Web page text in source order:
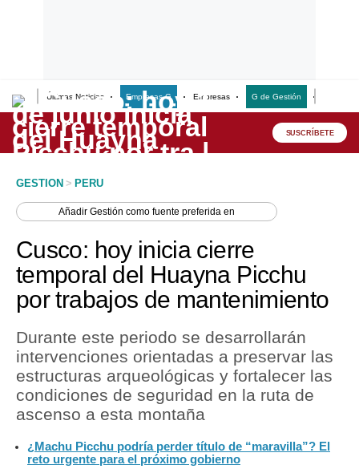
Últimas Noticias Empresas G Empresas G de Gestión
Lo último
Peru Quiosco
Economía
Mercados
Política
Tu Dinero
Finanzas Personales
Inmobiliarias
SUSCRÍBETE
GESTION > PERU
AñadirGestión como fuente preferida en
Cusco: hoy inicia cierre
temporal del Huayna Picchu
por trabajos de mantenimiento
Durante este periodo se desarrollarán
intervenciones orientadas a preservar las
estructuras arqueológicas y fortalecer las
condiciones de seguridad en la ruta de
ascenso a esta montaña
¿Machu Picchu podría perder título de “maravilla”? El
reto urgente para el próximo gobierno